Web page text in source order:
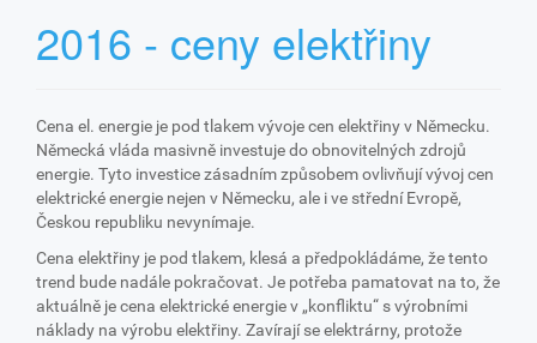
2016 - ceny elektřiny
Cena el. energie je pod tlakem vývoje cen elektřiny v Německu.
Německá vláda masivně investuje do obnovitelných zdrojů
energie. Tyto investice zásadním způsobem ovlivňují vývoj cen
elektrické energie nejen v Německu, ale i ve střední Evropě,
Českou republiku nevynímaje.
Cena elektřiny je pod tlakem, klesá a předpokládáme, že tento
trend bude nadále pokračovat. Je potřeba pamatovat na to, že
aktuálně je cena elektrické energie v „konfliktu“ s výrobními
náklady na výrobu elektřiny. Zavírají se elektrárny, protože